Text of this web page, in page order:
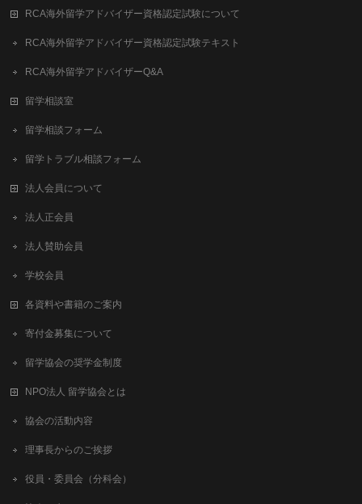
RCA海外留学アドバイザー資格認定試験について
RCA海外留学アドバイザー資格認定試験テキスト
RCA海外留学アドバイザーQ&A
留学相談室
留学相談フォーム
留学トラブル相談フォーム
法人会員について
法人正会員
法人賛助会員
学校会員
各資料や書籍のご案内
寄付金募集について
留学協会の奨学金制度
NPO法人 留学協会とは
協会の活動内容
理事長からのご挨拶
役員・委員会（分科会）